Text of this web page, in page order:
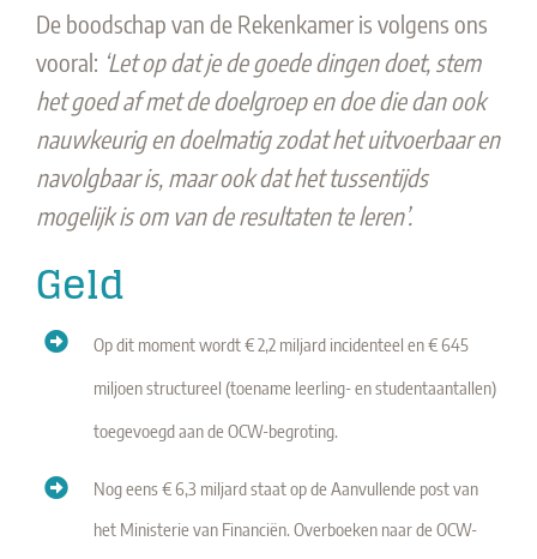
De boodschap van de Rekenkamer is volgens ons
vooral: ‘Let op dat je de goede dingen doet, stem
het goed af met de doelgroep en doe die dan ook
nauwkeurig en doelmatig zodat het uitvoerbaar en
navolgbaar is, maar ook dat het tussentijds
mogelijk is om van de resultaten te leren’.
Geld
Op dit moment wordt € 2,2 miljard incidenteel en € 645
miljoen structureel (toename leerling- en studentaantallen)
toegevoegd aan de OCW-begroting.
Nog eens € 6,3 miljard staat op de Aanvullende post van
het Ministerie van Financiën. Overboeken naar de OCW-